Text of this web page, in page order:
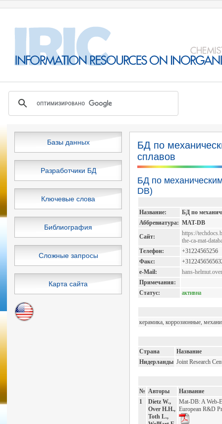
Базы данных
Разработчики БД
Ключевые слова
Библиография
Сложные запросы
Карта сайта
БД по
сплавов
БД по
DB)
Название:
БД по
Аббревиатура: MAT-DB
Сайт:
https://
the-ca-mat-
Телефон:
+31224565256
Факс:
e-Mail:
hans-
Примечания:
Статус:
активна
керамика, коррозионные,
Страна
Название
Нидерланды Joint Research
№ Авторы
Название
1
Dietz W.,
Over H.H.,
Toth L.,
Mat-DB: A Web-
European R&D